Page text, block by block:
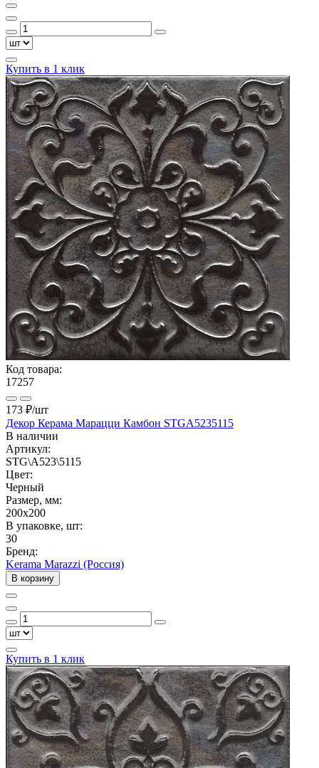
Купить в 1 клик
Код товара:
17257
173 ₽/шт
Декор Керама Марацци Камбон STGA5235115
В наличии
Артикул:
STG\A523\5115
Цвет:
Черный
Размер, мм:
200x200
В упаковке, шт:
30
Бренд:
Kerama Marazzi (Россия)
В корзину
Купить в 1 клик